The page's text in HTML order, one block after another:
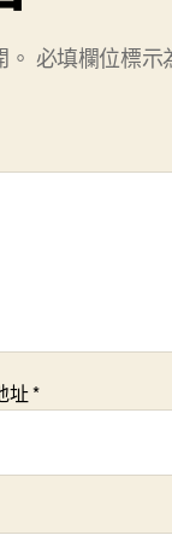
必填欄位標
址*